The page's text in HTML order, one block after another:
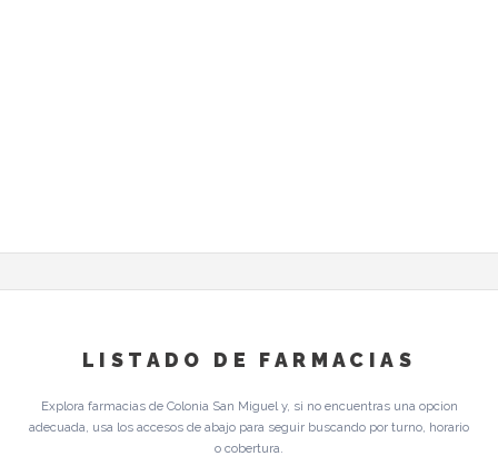
LISTADO DE FARMACIAS
Explora farmacias de Colonia San Miguel y, si no encuentras una opcion
adecuada, usa los accesos de abajo para seguir buscando por turno, horario
o cobertura.